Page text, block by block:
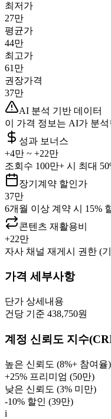
최저가
27만
평균가
44만
최고가
61만
권장가격
37만
AI 분석 기반 데이터
이 가격 정보는 AI가 분
성과 보너스
+4만 ~ +22만
조회수 100만+ 시 최대
장기계약 할인가
37만
6개월 이상 계약 시 15%
콘텐츠 재활용비
+22만
자사 채널 재게시 권한 (
가격 세부사항
단가 상세내용
건당 기준 438,750원
계정 신뢰도 지수
높은 신뢰도 (8%+ 참여율)
+25% 프리미엄 (50만)
낮은 신뢰도 (3% 미만)
-10% 할인 (39만)
i